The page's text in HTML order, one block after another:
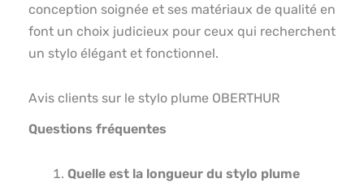
conception soignée et ses matériaux de qualité en
font un choix judicieux pour ceux qui recherchent
un stylo élégant et fonctionnel.
Avis clients sur le stylo plume OBERTHUR
Questions fréquentes
Quelle est la longueur du stylo plume